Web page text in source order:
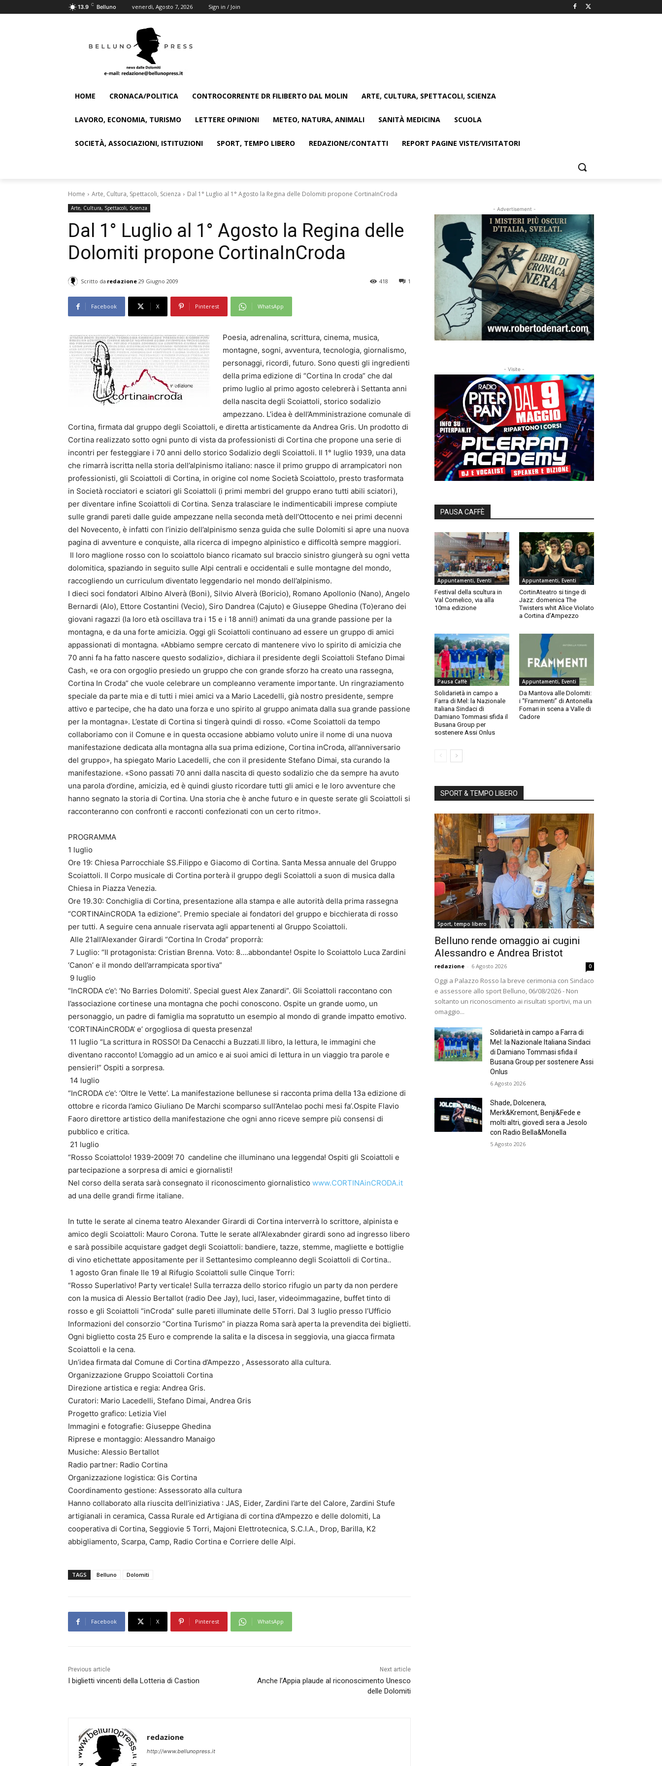
13.9 C Belluno venerdì, Agosto 7, 2026 Sign in / Join
HOME CRONACA/POLITICA CONTROCORRENTE DR FILIBERTO DAL MOLIN ARTE, CULTURA, SPETTACOLI, SCIENZA
LAVORO, ECONOMIA, TURISMO LETTERE OPINIONI METEO, NATURA, ANIMALI SANITÀ MEDICINA SCUOLA
SOCIETÀ, ASSOCIAZIONI, ISTITUZIONI SPORT, TEMPO LIBERO REDAZIONE/CONTATTI REPORT PAGINE VISTE/VISITATORI
Home Arte, Cultura, Spettacoli, Scienza Dal 1° Luglio al 1° Agosto la Regina delle Dolomiti propone CortinaInCroda
Arte, Cultura, Spettacoli, Scienza
Dal 1° Luglio al 1° Agosto la Regina delle
Dolomiti propone CortinaInCroda
Scritto da redazione 29 Giugno 2009 1
418
Facebook X Pinterest WhatsApp
Poesia, adrenalina, scrittura, cinema, musica,
montagne, sogni, avventura, tecnologia, giornalismo,
personaggi, ricordi, futuro. Sono questi gli ingredienti
della prima edizione di “Cortina In croda” che dal
primo luglio al primo agosto celebrerà i Settanta anni
della nascita degli Scoiattoli, storico sodalizio
ampezzano. L’idea è dell’Amministrazione comunale di
Cortina, firmata dal gruppo degli Scoiattoli, e diretta artisticamente da Andrea Gris. Un prodotto di
Cortina realizzato sotto ogni punto di vista da professionisti di Cortina che propone una serie di
incontri per festeggiare i 70 anni dello storico Sodalizio degli Scoiattoli. Il 1° luglio 1939, una data
che rimarrà iscritta nella storia dell’alpinismo italiano: nasce il primo gruppo di arrampicatori non
professionisti, gli Scoiattoli di Cortina, in origine col nome Società Scoiattolo, presto trasformata
in Società rocciatori e sciatori gli Scoiattoli (i primi membri del gruppo erano tutti abili sciatori),
per diventare infine Scoiattoli di Cortina. Senza tralasciare le indimenticabili imprese compiute
sulle grandi pareti dalle guide ampezzane nella seconda metà dell’Ottocento e nei primi decenni
del Novecento, è infatti con l’inizio dell’alpinismo senza guida che sulle Dolomiti si apre una nuova
pagina di avventure e conquiste, alla ricerca di impegno alpinistico e difficoltà sempre maggiori.
Il loro maglione rosso con lo scoiattolo bianco ricamato sul braccio sinistro giungerà su ogni vetta
dolomitica, spaziando in seguito sulle Alpi centrali e occidentali e sulle montagne del mondo,
raccogliendo un curriculum diventato leggendario nel mondo dell’alpinismo.
I dieci soci fondatori Albino Alverà (Boni), Silvio Alverà (Boricio), Romano Apollonio (Nano), Angelo
Bernardi (Alo), Ettore Costantini (Vecio), Siro Dandrea (Cajuto) e Giuseppe Ghedina (To)erano dei
giovani ragazzi (la loro età oscillava tra i 15 e i 18 anni!) animati da una grande passione per la
montagna, e da una forte amicizia. Oggi gli Scoiattoli continuano ad essere un gruppo di amici
appassionati di montagna. «Abbiamo sempre cercato di mantenere vivo lo spirito di amicizia che
70 anni fa ha fatto nascere questo sodalizio», dichiara il presidente degli Scoiattoli Stefano Dimai
Cash, «e ora con orgoglio presiedo un gruppo che con grande sforzo ha creato una rassegna,
Cortina In Croda” che vuole celebrare un compleanno veramente importante. Un ringraziamento
speciale da parte mia e di tutti i miei amici va a Mario Lacedelli, già nostro presidente, sempre
attivo e partecipe, che ha dato una forza e uno spirito al gruppo animata dalla sua grande passione
per la montagna». L’estate di Cortina si tingerà quindi di rosso. «Come Scoiattoli da tempo
collaboriamo con il Comune e in questa occasione abbiamo voluto unire il nome di una nuova
manifestazione dedicata alla montagna alla sua prima edizione, Cortina inCroda, all’anniversario
del gruppo», ha spiegato Mario Lacedelli, che con il presidente Stefano Dimai, sta curando la
manifestazione. «Sono passati 70 anni dalla nascita di questo sodalizio che da sempre ha avuto
una parola d’ordine, amicizia, ed è quindi giusto ricordare tutti gli amici e le loro avventure che
hanno segnato la storia di Cortina. Una storia che è anche futuro e in queste serate gli Scoiattoli si
racconteranno con confronti e racconti confezionati con un certo ritmo».
PROGRAMMA
1 luglio
Ore 19: Chiesa Parrocchiale SS.Filippo e Giacomo di Cortina. Santa Messa annuale del Gruppo
Scoiattoli. Il Corpo musicale di Cortina porterà il gruppo degli Scoiattoli a suon di musica dalla
Chiesa in Piazza Venezia.
Ore 19.30: Conchiglia di Cortina, presentazione alla stampa e alle autorità della prima rassegna
“CORTINAinCRODA 1a edizione”. Premio speciale ai fondatori del gruppo e bicchierata di rosso
per tutti. A seguire cena annuale riservata agli appartenenti al Gruppo Scoiattoli.
Alle 21all’Alexander Girardi “Cortina In Croda” proporrà:
7 Luglio: “Il protagonista: Cristian Brenna. Voto: 8….abbondante! Ospite lo Scoiattolo Luca Zardini
‘Canon’ e il mondo dell’arrampicata sportiva”
9 luglio
“InCRODA c’e’: ‘No Barries Dolomiti’. Special guest Alex Zanardi”. Gli Scoiattoli raccontano con
l’associazione cortinese una montagna che pochi conoscono. Ospite un grande uomo, un
personaggio, un padre di famiglia ma sopratutto un esempio al mondo di grande impatto emotivo.
‘CORTINAinCRODA’ e’ orgogliosa di questa presenza!
11 luglio “La scrittura in ROSSO! Da Cenacchi a Buzzati.Il libro, la lettura, le immagini che
diventano racconto! L’omaggio ad un amico e ai suoi amici di lettura in un viaggio tra parole e
pensieri!” Ospiti a sorpresa.
14 luglio
“InCRODA c’e’: ‘Oltre le Vette’. La manifestazione bellunese si racconta prima della 13a edizione di
ottobre e ricorda l’amico Giuliano De Marchi scomparso sull’Antelao pochi mesi fa’.Ospite Flavio
Faoro direttore artistico della manifestazione che ogni anno riceve sempre più consensi di
pubblico e critica.
21 luglio
“Rosso Scoiattolo! 1939-2009! 70 candeline che illuminano una leggenda! Ospiti gli Scoiattoli e
partecipazione a sorpresa di amici e giornalisti!
Nel corso della serata sarà consegnato il riconoscimento giornalistico www.CORTINAinCRODA.it
ad una delle grandi firme italiane.
In tutte le serate al cinema teatro Alexander Girardi di Cortina interverrà lo scrittore, alpinista e
amico degli Scoiattoli: Mauro Corona. Tutte le serate all’Alexabnder girardi sono ad ingresso libero
e sarà possibile acquistare gadget degli Scoiattoli: bandiere, tazze, stemme, magliette e bottiglie
di vino etichettate appositamente per il Settantesimo compleanno degli Scoiattoli di Cortina..
1 agosto Gran finale lle 19 al Rifugio Scoiattoli sulle Cinque Torri:
“Rosso Superlativo! Party verticale! Sulla terrazza dello storico rifugio un party da non perdere
con la musica di Alessio Bertallot (radio Dee Jay), luci, laser, videoimmagazine, buffet tinto di
rosso e gli Scoiattoli “inCroda” sulle pareti illuminate delle 5Torri. Dal 3 luglio presso l’Ufficio
Informazioni del consorzio “Cortina Turismo” in piazza Roma sarà aperta la prevendita dei biglietti.
Ogni biglietto costa 25 Euro e comprende la salita e la discesa in seggiovia, una giacca firmata
Scoiattoli e la cena.
Un’idea firmata dal Comune di Cortina d’Ampezzo , Assessorato alla cultura.
Organizzazione Gruppo Scoiattoli Cortina
Direzione artistica e regia: Andrea Gris.
Curatori: Mario Lacedelli, Stefano Dimai, Andrea Gris
Progetto grafico: Letizia Viel
Immagini e fotografie: Giuseppe Ghedina
Riprese e montaggio: Alessandro Manaigo
Musiche: Alessio Bertallot
Radio partner: Radio Cortina
Organizzazione logistica: Gis Cortina
Coordinamento gestione: Assessorato alla cultura
Hanno collaborato alla riuscita dell’iniziativa : JAS, Eider, Zardini l’arte del Calore, Zardini Stufe
artigianali in ceramica, Cassa Rurale ed Artigiana di cortina d’Ampezzo e delle dolomiti, La
cooperativa di Cortina, Seggiovie 5 Torri, Majoni Elettrotecnica, S.C.I.A., Drop, Barilla, K2
abbigliamento, Scarpa, Camp, Radio Cortina e Corriere delle Alpi.
TAGS Belluno Dolomiti
Facebook X Pinterest WhatsApp
Previous article
I biglietti vincenti della Lotteria di Castion
Next article
Anche l’Appia plaude al riconoscimento Unesco
delle Dolomiti
redazione
http://www.bellunopress.it
- Advertisement -
- Visite -
PAUSA CAFFÈ
Appuntamenti, Eventi
Festival della scultura in
Val Comelico, via alla
10ma edizione
Appuntamenti, Eventi
CortinAteatro si tinge di
Jazz: domenica The
Twisters whit Alice Violato
a Cortina d’Ampezzo
Pausa Caffè
Solidarietà in campo a
Farra di Mel: la Nazionale
Italiana Sindaci di
Damiano Tommasi sfida il
Busana Group per
sostenere Assi Onlus
Appuntamenti, Eventi
Da Mantova alle Dolomiti:
i “Frammenti” di Antonella
Fornari in scena a Valle di
Cadore
SPORT & TEMPO LIBERO
Sport, tempo libero
Belluno rende omaggio ai cugini
Alessandro e Andrea Bristot
redazione - 6 Agosto 2026 0
Oggi a Palazzo Rosso la breve cerimonia con Sindaco
e assessore allo sport Belluno, 06/08/2026 - Non
soltanto un riconoscimento ai risultati sportivi, ma un
omaggio...
Solidarietà in campo a Farra di
Mel: la Nazionale Italiana Sindaci
di Damiano Tommasi sfida il
Busana Group per sostenere Assi
Onlus
6 Agosto 2026
Shade, Dolcenera,
Merk&Kremont, Benji&Fede e
molti altri, giovedì sera a Jesolo
con Radio Bella&Monella
5 Agosto 2026